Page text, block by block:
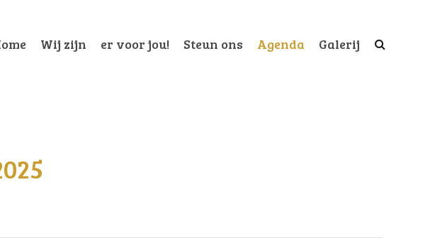
Wij zijn er voor jou! Steun ons Agenda Galerij